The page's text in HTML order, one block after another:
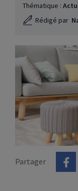
Thématique :
Rédigé par
Partager